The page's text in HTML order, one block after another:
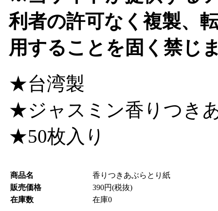
利者の許可なく複製、
用することを固く禁じ
★台湾製
★ジャスミン香りつき
★50枚入り
商品名
香りつきあぶらとり紙
販売価格
390円(税抜)
在庫数
在庫0